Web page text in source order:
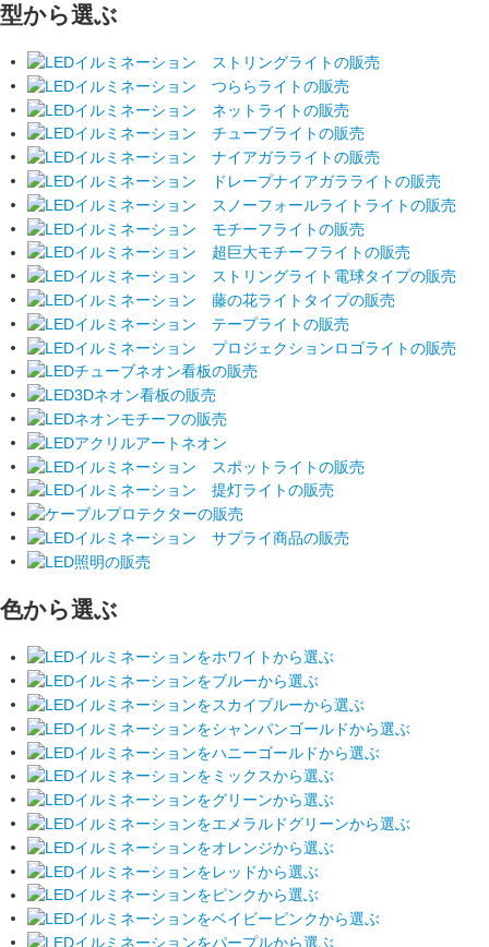
型から選ぶ
色から選ぶ